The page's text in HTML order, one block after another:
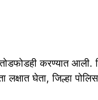
करण्यात आली.
लक्षात घेता, जिल्हा